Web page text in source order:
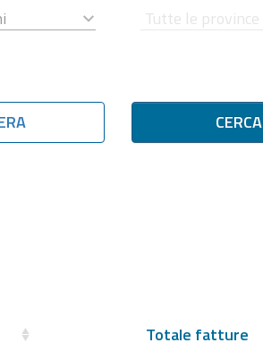
CERCA
Totale fatture